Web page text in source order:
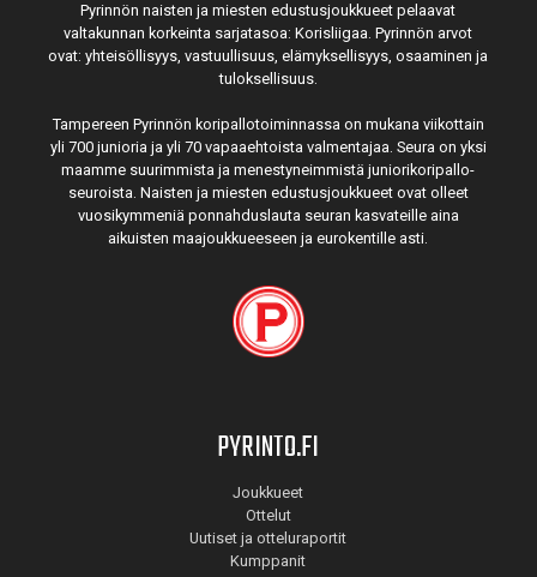
Pyrinnön naisten ja miesten edustusjoukkueet pelaavat
valtakunnan korkeinta sarjatasoa: Korisliigaa. Pyrinnön arvot
ovat: yhteisöl­lisyys, vastuul­lisuus, elämyk­sellisyys, osaaminen ja
tulok­sellisuus.
Tampereen Pyrinnön kori­pallo­toimin­nassa on mukana viikottain
yli 700 junioria ja yli 70 vapaa­ehtoista valmen­tajaa. Seura on yksi
maamme suurim­mista ja menes­tyneim­mistä juni­ori­kori­pallo­
seuroista. Naisten ja miesten edustus­joukkueet ovat olleet
vuosi­kymmeniä ponnahdus­lauta seuran kasvateille aina
aikuisten maa­joukkueeseen ja euro­kentille asti.
PYRINTO.FI
Joukkueet
Ottelut
Uutiset ja otteluraportit
Kumppanit